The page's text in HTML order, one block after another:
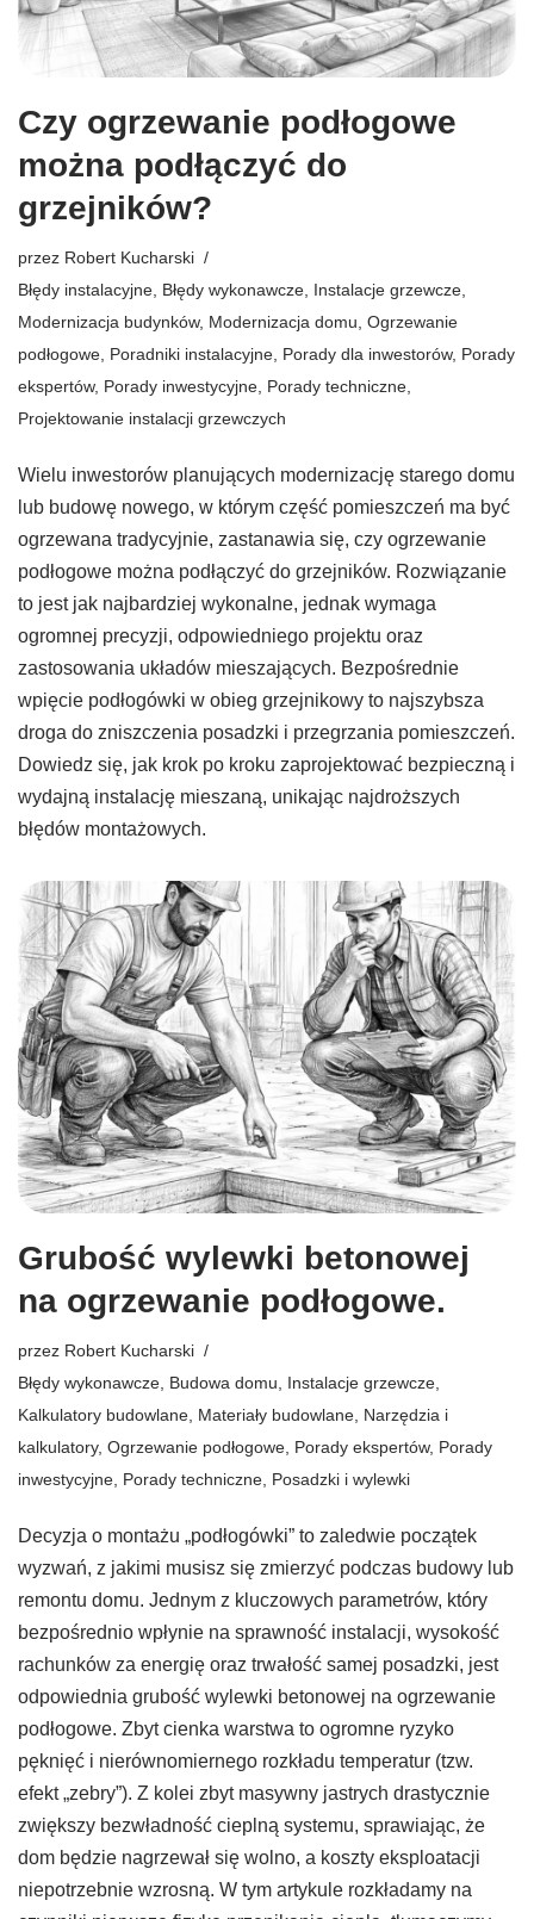
Czy ogrzewanie podłogowe
można podłączyć do
grzejników?
przez Robert Kucharski
Błędy instalacyjne, Błędy wykonawcze, Instalacje grzewcze,
Modernizacja budynków, Modernizacja domu, Ogrzewanie
podłogowe, Poradniki instalacyjne, Porady dla inwestorów, Porady
ekspertów, Porady inwestycyjne, Porady techniczne,
Projektowanie instalacji grzewczych
Wielu inwestorów planujących modernizację starego domu
lub budowę nowego, w którym część pomieszczeń ma być
ogrzewana tradycyjnie, zastanawia się, czy ogrzewanie
podłogowe można podłączyć do grzejników. Rozwiązanie
to jest jak najbardziej wykonalne, jednak wymaga
ogromnej precyzji, odpowiedniego projektu oraz
zastosowania układów mieszających. Bezpośrednie
wpięcie podłogówki w obieg grzejnikowy to najszybsza
droga do zniszczenia posadzki i przegrzania pomieszczeń.
Dowiedz się, jak krok po kroku zaprojektować bezpieczną i
wydajną instalację mieszaną, unikając najdroższych
błędów montażowych.
Grubość wylewki betonowej
na ogrzewanie podłogowe.
przez Robert Kucharski
Błędy wykonawcze Budowa domu Instalacje grzewcze
Kalkulatory budowlane Materiały budowlane Narzędzia i
kalkulatory, Ogrzewanie podłogowe Porady ekspertów, Porady
inwestycyjne Porady techniczne Posadzki i wylewki
Decyzja o montażu „podłogówki” to zaledwie początek
wyzwań, z jakimi musisz się zmierzyć podczas budowy lub
remontu domu. Jednym z kluczowych parametrów, który
bezpośrednio wpłynie na sprawność instalacji, wysokość
rachunków za energię oraz trwałość samej posadzki, jest
odpowiednia grubość wylewki betonowej na ogrzewanie
podłogowe. Zbyt cienka warstwa to ogromne ryzyko
pęknięć i nierównomiernego rozkładu temperatur (tzw.
efekt „zebry”). Z kolei zbyt masywny jastrych drastycznie
zwiększy bezwładność cieplną systemu, sprawiając, że
dom będzie nagrzewał się wolno, a koszty eksploatacji
niepotrzebnie wzrosną. W tym artykule rozkładamy na